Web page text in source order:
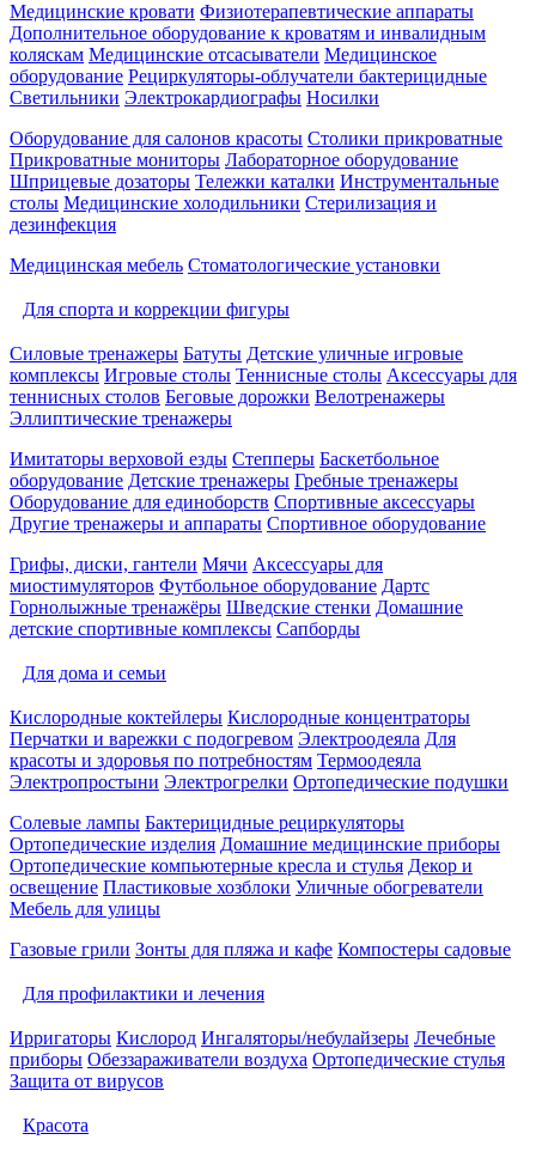
Медицинские кровати Физиотерапевтические аппараты
Дополнительное оборудование к кроватям и инвалидным
коляскам Медицинские отсасыватели Медицинское
оборудование Рециркуляторы-облучатели бактерицидные
Светильники Электрокардиографы Носилки
Оборудование для салонов красоты Столики прикроватные
Прикроватные мониторы Лабораторное оборудование
Шприцевые дозаторы Тележки каталки Инструментальные
столы Медицинские холодильники Стерилизация и
дезинфекция
Медицинская мебель Стоматологические установки
Для спорта и коррекции фигуры
Силовые тренажеры Батуты Детские уличные игровые
комплексы Игровые столы Теннисные столы Аксессуары для
теннисных столов Беговые дорожки Велотренажеры
Эллиптические тренажеры
Имитаторы верховой езды Степперы Баскетбольное
оборудование Детские тренажеры Гребные тренажеры
Оборудование для единоборств Спортивные аксессуары
Другие тренажеры и аппараты Спортивное оборудование
Грифы, диски, гантели Мячи Аксессуары для
миостимуляторов Футбольное оборудование Дартс
Горнолыжные тренажёры Шведские стенки Домашние
детские спортивные комплексы Сапборды
Для дома и семьи
Кислородные коктейлеры Кислородные концентраторы
Перчатки и варежки с подогревом Электроодеяла Для
красоты и здоровья по потребностям Термоодеяла
Электропростыни Электрогрелки Ортопедические подушки
Солевые лампы Бактерицидные рециркуляторы
Ортопедические изделия Домашние медицинские приборы
Ортопедические компьютерные кресла и стулья Декор и
освещение Пластиковые хозблоки Уличные обогреватели
Мебель для улицы
Газовые грили Зонты для пляжа и кафе Компостеры садовые
Для профилактики и лечения
Ирригаторы Кислород Ингаляторы/небулайзеры Лечебные
приборы Обеззараживатели воздуха Ортопедические стулья
Защита от вирусов
Красота